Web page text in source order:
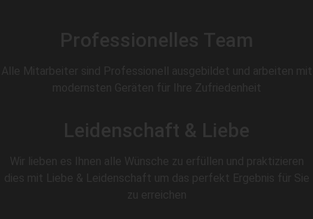
Professionelles Team
Alle Mitarbeiter sind Professionell ausgebildet und arbeiten mit
modernsten Geräten für Ihre Zufriedenheit
Leidenschaft & Liebe
Wir lieben es Ihnen alle Wünsche zu erfüllen und praktizieren
dies mit Liebe & Leidenschaft um das perfekt Ergebnis für Sie
zu erreichen